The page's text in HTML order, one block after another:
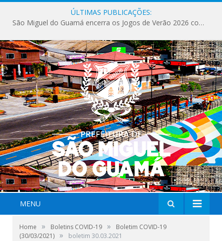
ÚLTIMAS PUBLICAÇÕES:
São Miguel do Guamá encerra os Jogos de Verão 2026 com sucesso de público e competições.
MENU
Home » Boletins COVID-19 »
Boletim COVID-19
(30/03/2021) » boletim 30.03.2021